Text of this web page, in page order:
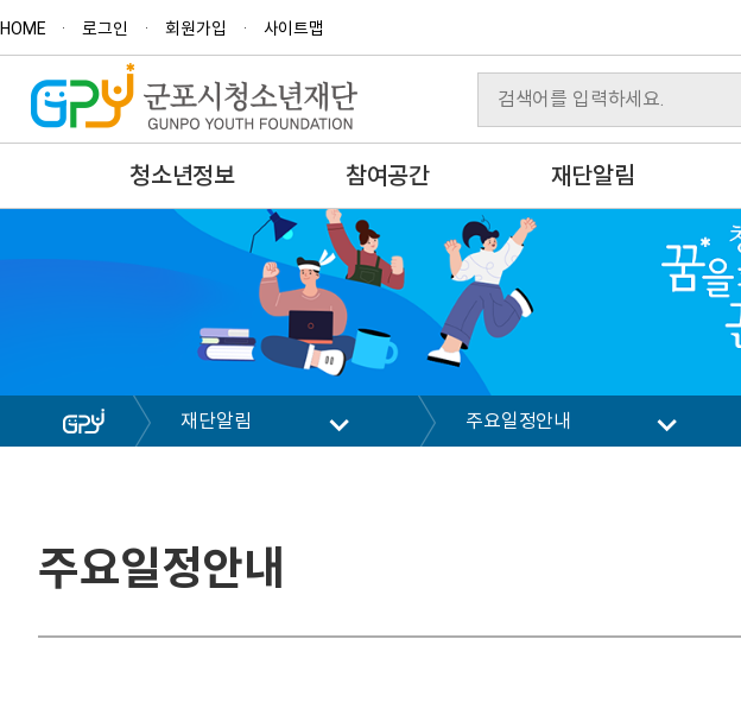
HOME 로그인 회원가입 사이트맵
청소년정보 참여공간 재단알림
재단알림 주요일정안내
주요일정안내